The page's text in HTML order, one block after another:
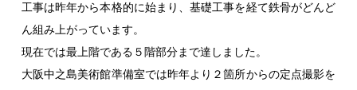
工事は昨年から本格的に始まり、基礎工事を経て鉄骨がどんど
ん組み上がっています。
現在では最上階である５階部分まで達しました。
大阪中之島美術館準備室では昨年より２箇所からの定点撮影を